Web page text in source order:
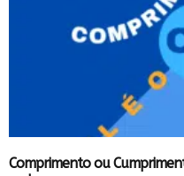
Comprimento ou